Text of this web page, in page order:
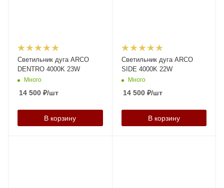
Светильник дуга ARCO
DENTRO 4000K 23W
Много
14 500 ₽/шт
В корзину
Светильник дуга ARCO
SIDE 4000K 22W
Много
14 500₽/шт
В корзину